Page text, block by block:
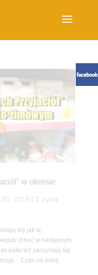
w okresie
2019
Z życia
się jak w
(choć w następnym
półki też zaczynają się
Czas na małą